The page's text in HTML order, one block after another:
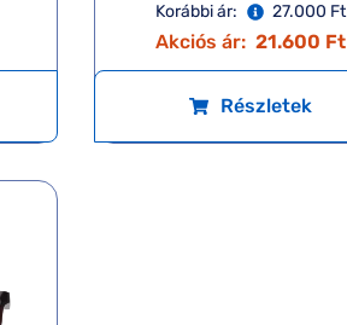
Korábbi ár:
27.000 Ft
Akciós ár: 21.600 Ft
Részletek